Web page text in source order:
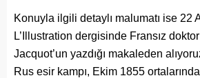
Konuyla ilgili detaylı malumatı ise 22
L’Illustration dergisinde Fransız
Jacquot’un yazdığı makaleden
Rus esir kampı, Ekim 1855